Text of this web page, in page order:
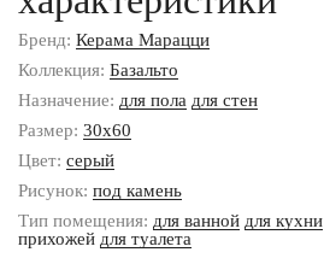
Бренд: Керама Марацци
Коллекция: Базальто
Назначение: для пола для стен
Размер: 30x60
Цвет: серый
Рисунок: под камень
Тип помещения: для ванной для кухни
прихожей для туалета